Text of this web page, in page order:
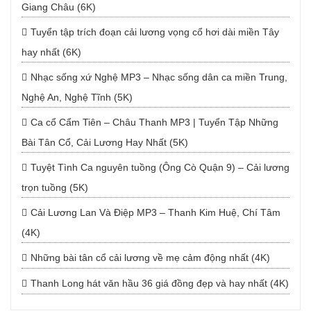
Giang Châu (6K)
Tuyển tập trích đoạn cải lương vọng cổ hơi dài miền Tây
hay nhất (6K)
Nhạc sống xứ Nghệ MP3 – Nhạc sống dân ca miền Trung,
Nghệ An, Nghệ Tĩnh (5K)
Ca cổ Cẩm Tiên – Châu Thanh MP3 | Tuyển Tập Những
Bài Tân Cổ, Cải Lương Hay Nhất (5K)
Tuyệt Tình Ca nguyên tuồng (Ông Cò Quận 9) – Cải lương
trọn tuồng (5K)
Cải Lương Lan Và Điệp MP3 – Thanh Kim Huệ, Chí Tâm
(4K)
Những bài tân cổ cải lương về mẹ cảm động nhất (4K)
Thanh Long hát văn hầu 36 giá đồng đẹp và hay nhất (4K)